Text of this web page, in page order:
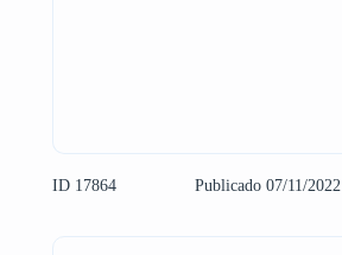
ID 17864 Publicado 07/11/2022